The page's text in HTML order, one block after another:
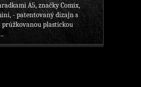
A5, značky Comix,
- patentovaný dizajn s
prúžkovanou plastickou